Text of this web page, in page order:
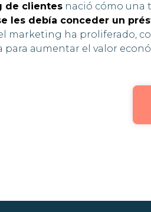
de clientes nació cómo una
les debía conceder un
marketing ha proliferado,
para aumentar el valor